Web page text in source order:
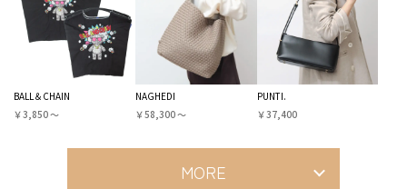
BALL＆CHAIN
￥3,850 〜
NAGHEDI
￥58,300 〜
PUNTI.
￥37,400
MORE